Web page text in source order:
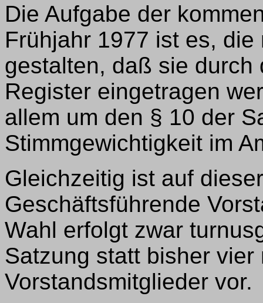
Die Aufgabe der
Frühjahr 1977 ist es,
gestalten, daß sie durch
Register eingetragen
allem um den § 10 der
Stimmgewichtigkeit im
Gleichzeitig ist auf
Geschäftsführende
Wahl erfolgt zwar
Satzung statt bisher vier
Vorstandsmitglieder vor.